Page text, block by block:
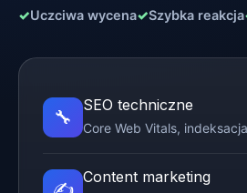
✓Uczciwa wycena✓Szybka reakcja
🔧
SEO techniczne
Core Web Vitals,
Content marketing